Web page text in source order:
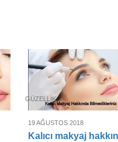
GÜZELLIK
19 AĞUSTOS 2018
Kalıcı makyaj